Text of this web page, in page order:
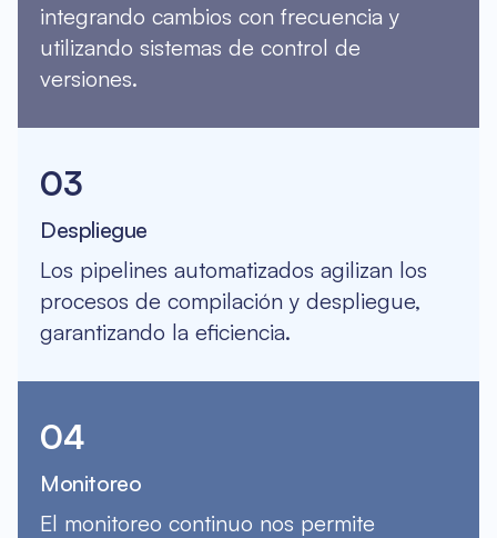
integrando cambios con frecuencia y
utilizando sistemas de control de
versiones.
03
Despliegue
Los pipelines automatizados agilizan los
procesos de compilación y despliegue,
garantizando la eficiencia.
04
Monitoreo
El monitoreo continuo nos permite